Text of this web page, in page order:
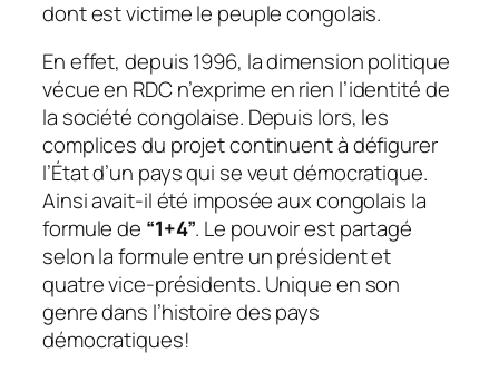
dont est victime le peuple congolais.
En effet, depuis 1996, la dimension politique
vécue en RDC n’exprime en rien l’identité de
la société congolaise. Depuis lors, les
complices du projet continuent à défigurer
l’État d’un pays qui se veut démocratique.
Ainsi avait-il été imposée aux congolais la
formule de “1+4”. Le pouvoir est partagé
selon la formule entre un président et
quatre vice-présidents. Unique en son
genre dans l’histoire des pays
démocratiques!